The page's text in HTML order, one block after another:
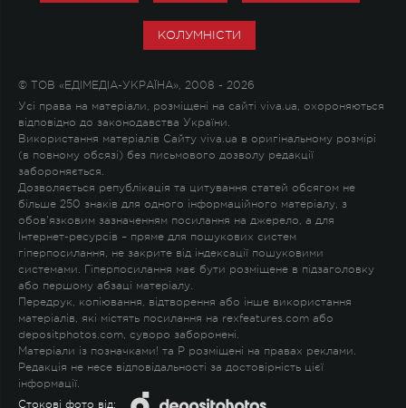
КОЛУМНІСТИ
© ТОВ «ЕДІМЕДІА-УКРАЇНА», 2008 - 2026
Усі права на матеріали, розміщені на сайті viva.ua, охороняються
відповідно до законодавства України.
Використання матеріалів Сайту viva.ua в оригінальному розмірі
(в повному обсязі) без письмового дозволу редакції
забороняється.
Дозволяється републікація та цитування статей обсягом не
більше 250 знаків для одного інформаційного матеріалу, з
обов'язковим зазначенням посилання на джерело, а для
Інтернет-ресурсів – пряме для пошукових систем
гіперпосилання, не закрите від індексації пошуковими
системами. Гіперпосилання має бути розміщене в підзаголовку
або першому абзаці матеріалу.
Передрук, копіювання, відтворення або інше використання
матеріалів, які містять посилання на rexfeatures.com або
depositphotos.com, суворо заборонені.
Матеріали із позначками! та P розміщені на правах реклами.
Редакція не несе відповідальності за достовірність цієї
інформації.
Стокові фото від: